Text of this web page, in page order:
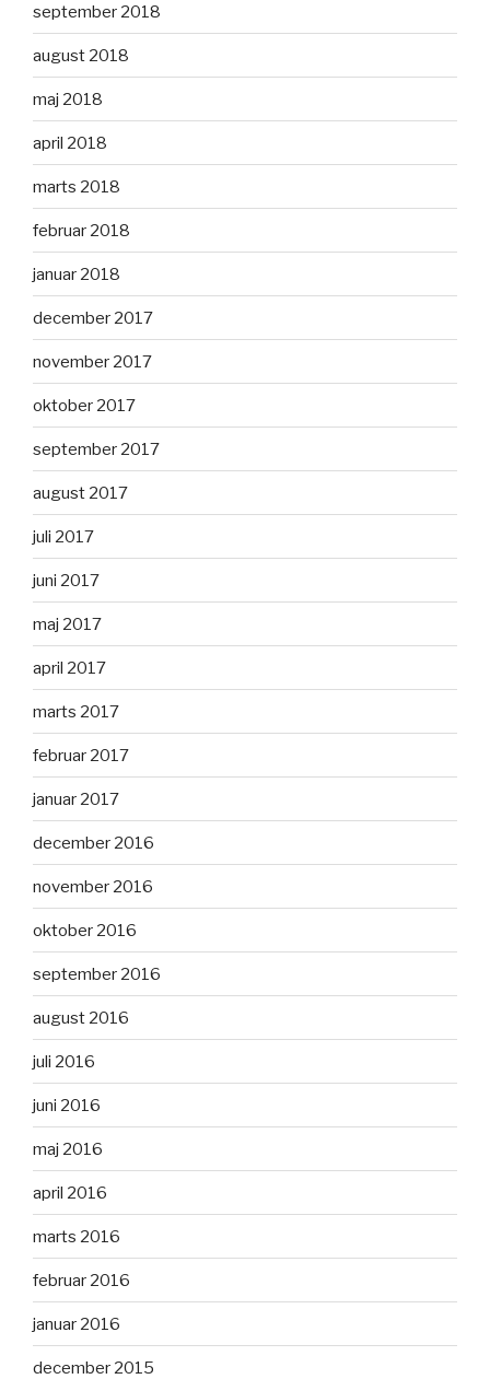
september 2018
august 2018
maj 2018
april 2018
marts 2018
februar 2018
januar 2018
december 2017
november 2017
oktober 2017
september 2017
august 2017
juli 2017
juni 2017
maj 2017
april 2017
marts 2017
februar 2017
januar 2017
december 2016
november 2016
oktober 2016
september 2016
august 2016
juli 2016
juni 2016
maj 2016
april 2016
marts 2016
februar 2016
januar 2016
december 2015